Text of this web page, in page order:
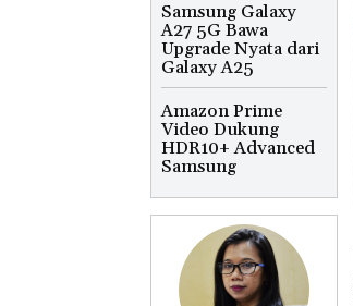
Samsung Galaxy
A27 5G Bawa
Upgrade Nyata dari
Galaxy A25
Amazon Prime
Video Dukung
HDR10+ Advanced
Samsung